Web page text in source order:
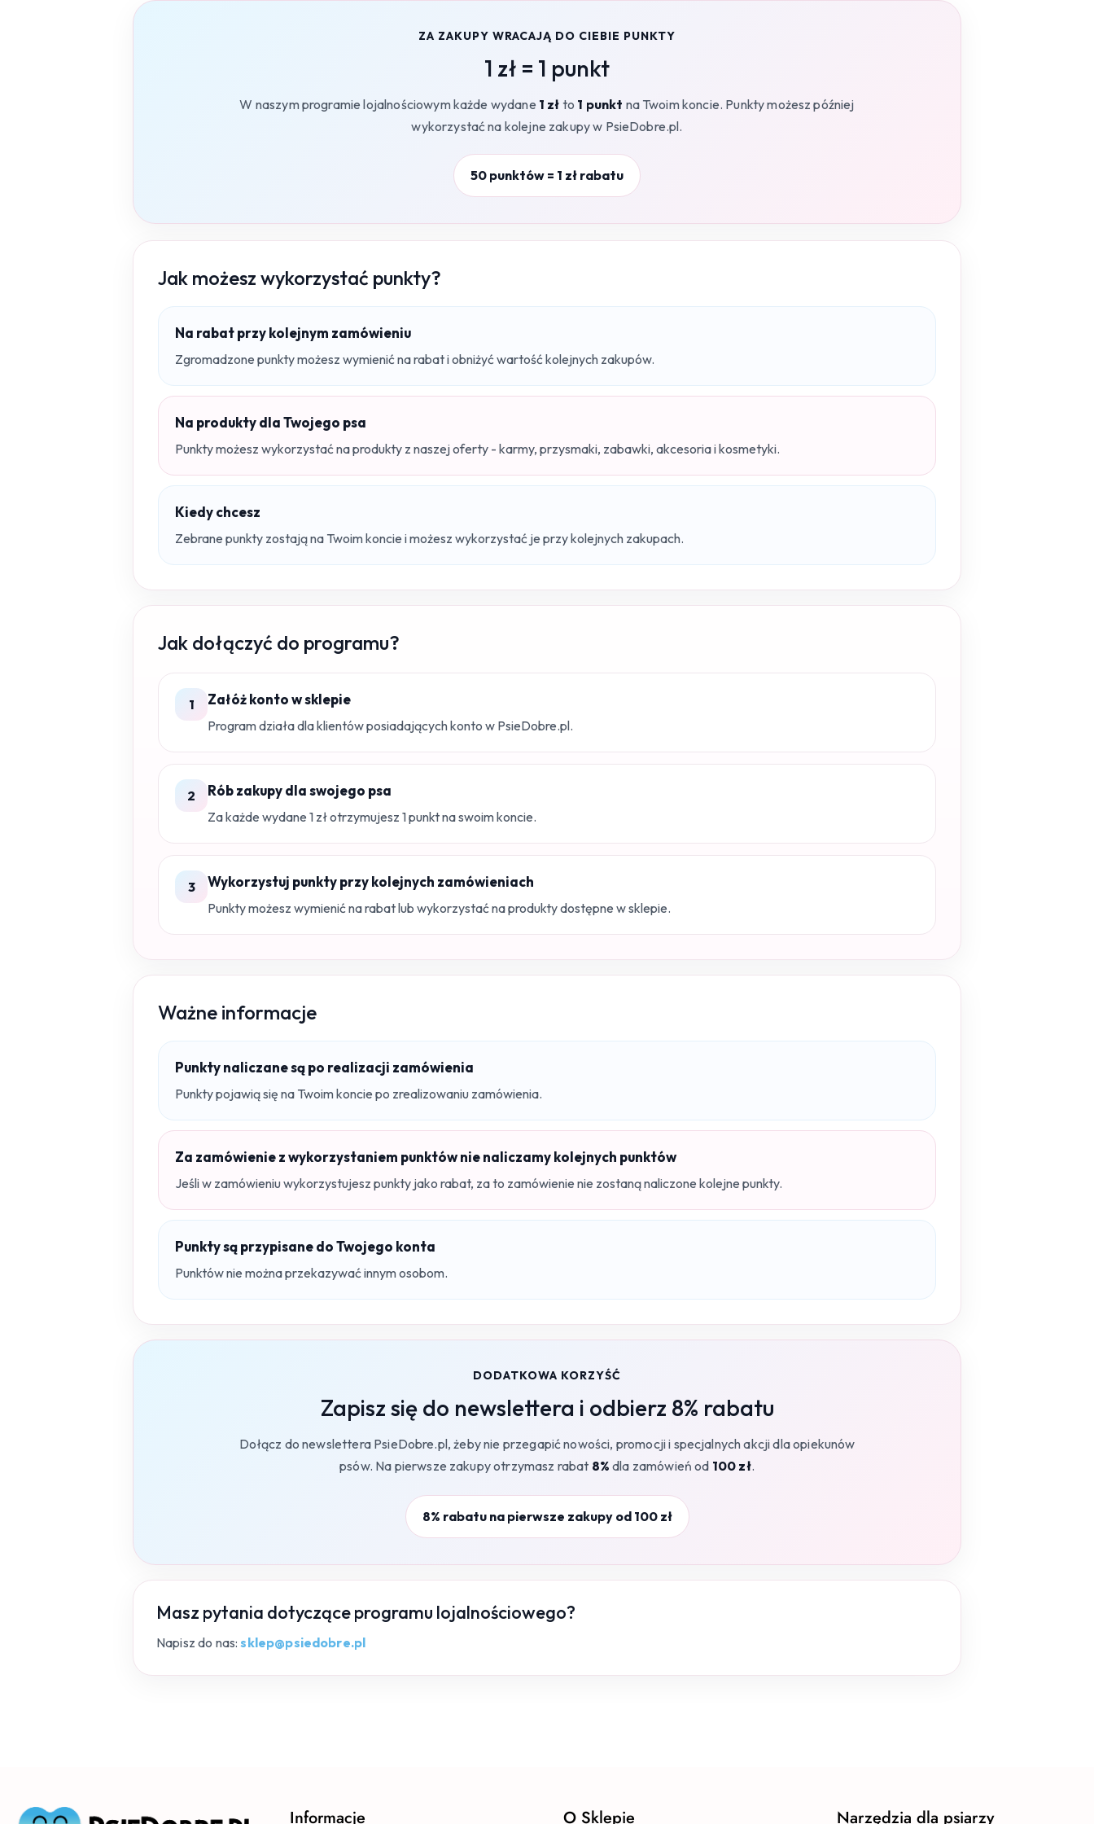
ZA ZAKUPY WRACAJĄ DO CIEBIE PUNKTY
1 zł = 1 punkt
W naszym programie lojalnościowym każde wydane 1 zł to 1 punkt na Twoim koncie. Punkty możesz później
wykorzystać na kolejne zakupy w PsieDobre.pl.
50 punktów = 1 zł rabatu
Jak możesz wykorzystać punkty?
Na rabat przy kolejnym zamówieniu
Zgromadzone punkty możesz wymienić na rabat i obniżyć wartość kolejnych zakupów.
Na produkty dla Twojego psa
Punkty możesz wykorzystać na produkty z naszej oferty - karmy, przysmaki, zabawki, akcesoria i kosmetyki.
Kiedy chcesz
Zebrane punkty zostają na Twoim koncie i możesz wykorzystać je przy kolejnych zakupach.
Jak dołączyć do programu?
1 Załóż konto w sklepie
Program działa dla klientów posiadających konto w PsieDobre.pl.
2 Rób zakupy dla swojego psa
Za każde wydane 1 zł otrzymujesz 1 punkt na swoim koncie.
3 Wykorzystuj punkty przy kolejnych zamówieniach
Punkty możesz wymienić na rabat lub wykorzystać na produkty dostępne w sklepie.
Ważne informacje
Punkty naliczane są po realizacji zamówienia
Punkty pojawią się na Twoim koncie po zrealizowaniu zamówienia.
Za zamówienie z wykorzystaniem punktów nie naliczamy kolejnych punktów
Jeśli w zamówieniu wykorzystujesz punkty jako rabat, za to zamówienie nie zostaną naliczone kolejne punkty.
Punkty są przypisane do Twojego konta
Punktów nie można przekazywać innym osobom.
DODATKOWA KORZYŚĆ
Zapisz się do newslettera i odbierz 8% rabatu
Dołącz do newslettera PsieDobre.pl, żeby nie przegapić nowości, promocji i specjalnych akcji dla opiekunów
psów. Na pierwsze zakupy otrzymasz rabat 8% dla zamówień od 100 zł.
8% rabatu na pierwsze zakupy od 100 zł
Masz pytania dotyczące programu lojalnościowego?
Napisz do nas:sklep@psiedobre.pl
Informacje O Sklepie Narzędzia dla psiarzy